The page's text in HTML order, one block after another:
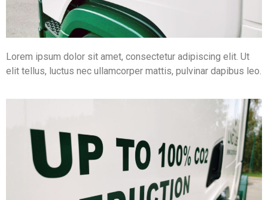
Lorem ipsum dolor sit amet, consectetur adipiscing elit. Ut
elit tellus, luctus nec ullamcorper mattis, pulvinar dapibus leo.